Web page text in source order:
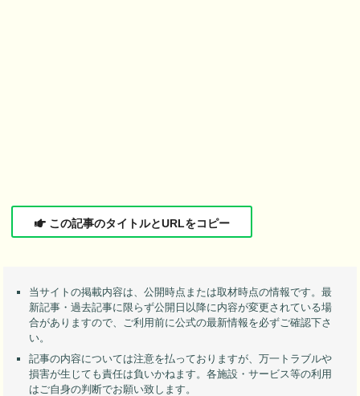
この記事のタイトルとURLをコピー
当サイトの掲載内容は、公開時点または取材時点の情報です。最
新記事・過去記事に限らず公開日以降に内容が変更されている場
合がありますので、ご利用前に公式の最新情報を必ずご確認下さ
い。
記事の内容については注意を払っておりますが、万一トラブルや
損害が生じても責任は負いかねます。各施設・サービス等の利用
はご自身の判断でお願い致します。